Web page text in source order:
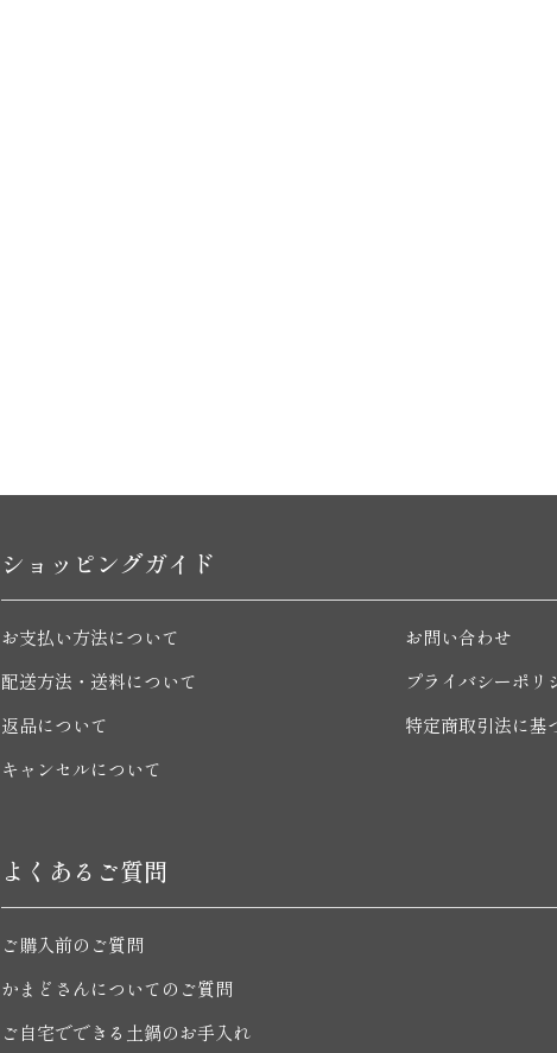
ショッピングガイド
お支払い方法について
配送方法・送料について
返品について
キャンセルについて
お問い合わせ
プライバシーポリ
特定商取引法に基
よくあるご質問
ご購入前のご質問
かまどさんについてのご質問
ご自宅でできる土鍋のお手入れ